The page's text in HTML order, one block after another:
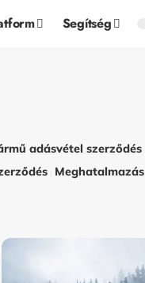
Segítség
adásvétel szerződés
Meghatalmazás